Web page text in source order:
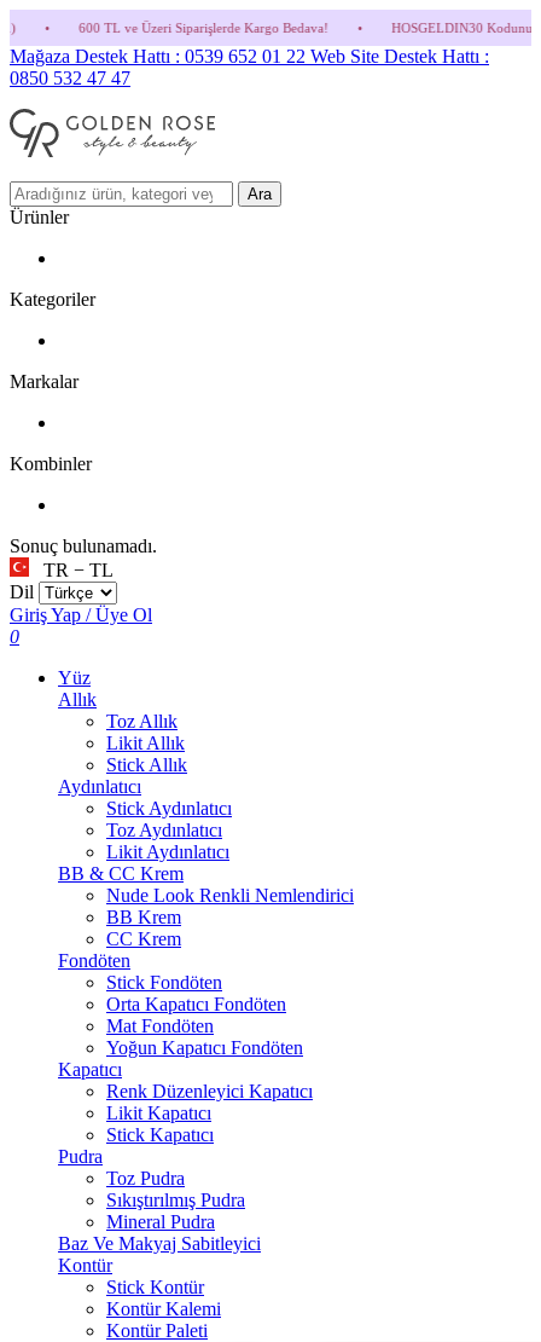
Üzeri Siparişlerde Kargo Bedava! • HOSGELDIN30 Kodunu Kullanmayı
Mağaza Destek Hattı : 0539 652 01 22 Web Site Destek Hattı :
0850 532 47 47
Ara
Ürünler
Kategoriler
Markalar
Kombinler
Sonuç bulunamadı.
TR − TL
Dil
Giriş Yap / Üye Ol
0
Yüz
Allık
Toz Allık
Likit Allık
Stick Allık
Aydınlatıcı
Stick Aydınlatıcı
Toz Aydınlatıcı
Likit Aydınlatıcı
BB & CC Krem
Nude Look Renkli Nemlendirici
BB Krem
CC Krem
Fondöten
Stick Fondöten
Orta Kapatıcı Fondöten
Mat Fondöten
Yoğun Kapatıcı Fondöten
Kapatıcı
Renk Düzenleyici Kapatıcı
Likit Kapatıcı
Stick Kapatıcı
Pudra
Toz Pudra
Sıkıştırılmış Pudra
Mineral Pudra
Baz Ve Makyaj Sabitleyici
Kontür
Stick Kontür
Kontür Kalemi
Kontür Paleti